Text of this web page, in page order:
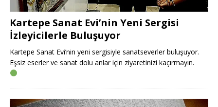
Kartepe Sanat Evi’nin Yeni Sergisi
İzleyicilerle Buluşuyor
Kartepe Sanat Evi’nin yeni sergisiyle sanatseverler buluşuyor.
Eşsiz eserler ve sanat dolu anlar için ziyaretinizi kaçırmayın.